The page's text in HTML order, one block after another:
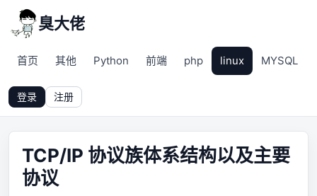
臭大佬
首页 其他 Python 前端 php linux MYSQL
登录 注册
TCP/IP 协议族体系结构以及主要
协议